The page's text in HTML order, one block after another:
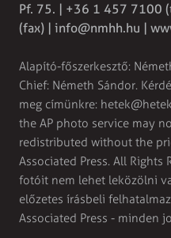
Pf. 75. | +36 1 457 7100
(fax) | info@nmhh.hu |
Alapító-főszerkesztő:
Chief: Németh Sándor.
meg címünkre:
the AP photo service may
redistributed without the
Associated Press. All Rights
fotóit nem lehet leközölni
előzetes írásbeli
Associated Press - minden